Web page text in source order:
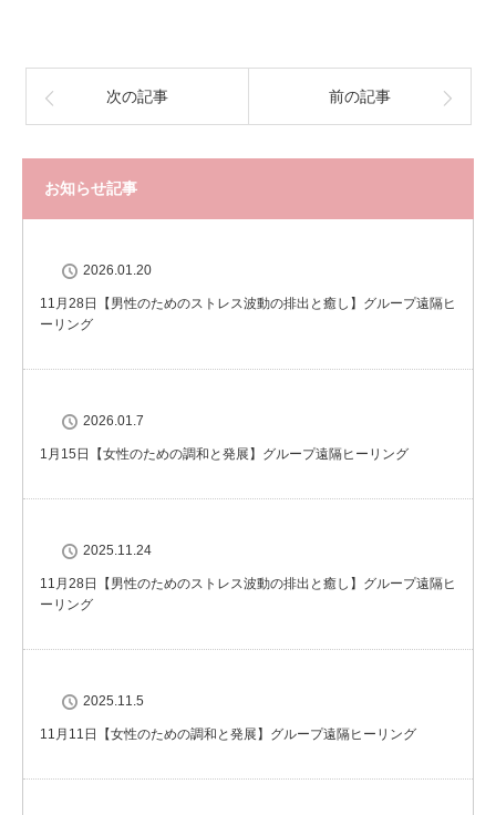
次の記事 前の記事
お知らせ記事
2026.01.20
11月28日【男性のためのストレス波動の排出と癒し】グループ遠隔ヒ
ーリング
2026.01.7
1月15日【女性のための調和と発展】グループ遠隔ヒーリング
2025.11.24
11月28日【男性のためのストレス波動の排出と癒し】グループ遠隔ヒ
ーリング
2025.11.5
11月11日【女性のための調和と発展】グループ遠隔ヒーリング